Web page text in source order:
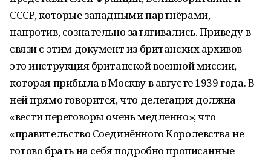
СССР, которые западными партнёрами,
напротив, сознательно затягивались. Приведу в
связи с этим документ из британских архивов –
это инструкция британской военной миссии,
которая прибыла в Москву в августе 1939 года. В
ней прямо говорится, что делегация должна
«вести переговоры очень медленно»; что
«правительство Соединённого Королевства не
готово брать на себя подробно прописанные